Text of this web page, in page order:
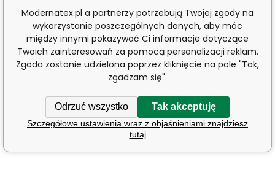
Modernatex.pl a partnerzy potrzebują Twojej zgody na
wykorzystanie poszczególnych danych, aby móc
między innymi pokazywać Ci informacje dotyczące
Twoich zainteresowań za pomocą personalizacji reklam.
Zgoda zostanie udzielona poprzez kliknięcie na pole "Tak,
zgadzam się".
Odrzuć wszystko Tak akceptuję
Szczegółowe ustawienia wraz z objaśnieniami znajdziesz
tutaj